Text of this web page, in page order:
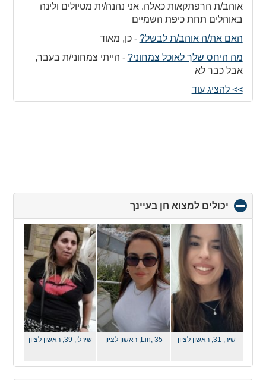
אוהב/ת הרפתקאות כאלה. אני נהנה/ית מטיולים ולינה
באוהלים תחת כיפת השמיים
האם את/ה אוהב/ת לבשל? -כן, מאוד
מה היחס שלך לאוכל צמחוני? - הייתי צמחוני/ת בעבר,
אבל כבר לא
>> להציג עוד
יכולים למצוא חן בעיינך
to
collapse
contents
שיר, 31, ראשון לציון Lin, 35, ראשון לציון שירלי, 39, ראשון לציון